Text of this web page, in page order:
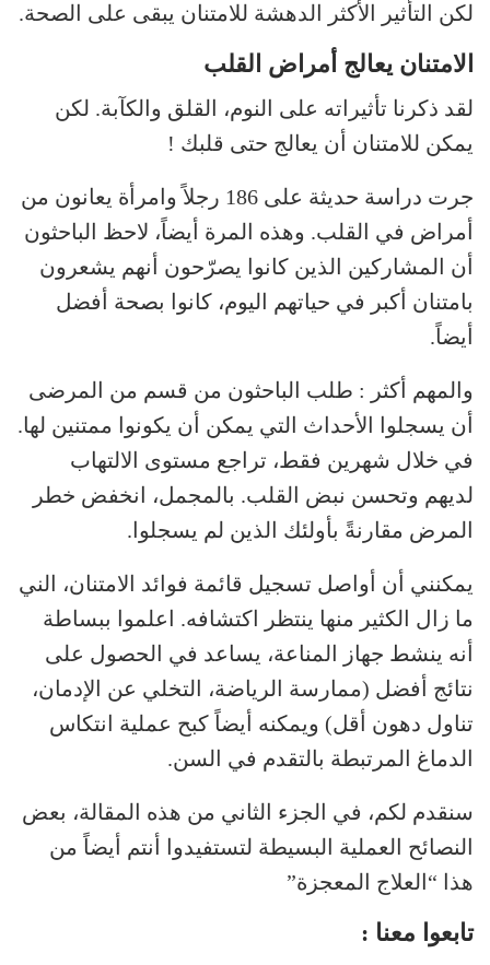
لكن التأثير الأكثر الدهشة للامتنان يبقى على الصحة.
الامتنان يعالج أمراض القلب
لقد ذكرنا تأثيراته على النوم، القلق والكآبة. لكن
يمكن للامتنان أن يعالج حتى قلبك !
جرت دراسة حديثة على 186 رجلاً وامرأة يعانون من
أمراض في القلب. وهذه المرة أيضاً، لاحظ الباحثون
أن المشاركين الذين كانوا يصرّحون أنهم يشعرون
بامتنان أكبر في حياتهم اليوم، كانوا بصحة أفضل
أيضاً.
والمهم أكثر : طلب الباحثون من قسم من المرضى
أن يسجلوا الأحداث التي يمكن أن يكونوا ممتنين لها.
في خلال شهرين فقط، تراجع مستوى الالتهاب
لديهم وتحسن نبض القلب. بالمجمل، انخفض خطر
المرض مقارنةً بأولئك الذين لم يسجلوا.
يمكنني أن أواصل تسجيل قائمة فوائد الامتنان، الني
ما زال الكثير منها ينتظر اكتشافه. اعلموا ببساطة
أنه ينشط جهاز المناعة، يساعد في الحصول على
نتائج أفضل (ممارسة الرياضة، التخلي عن الإدمان،
تناول دهون أقل) ويمكنه أيضاً كبح عملية انتكاس
الدماغ المرتبطة بالتقدم في السن.
سنقدم لكم، في الجزء الثاني من هذه المقالة، بعض
النصائح العملية البسيطة لتستفيدوا أنتم أيضاً من
هذا “العلاج المعجزة”
تابعوا معنا :